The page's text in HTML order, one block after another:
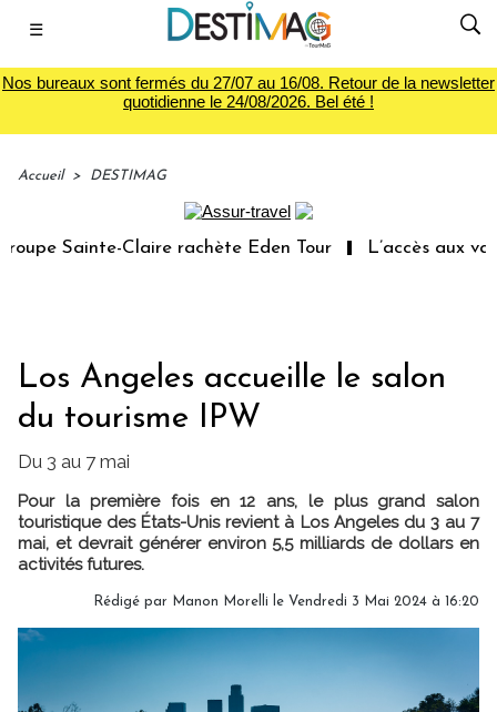
☰
Nos bureaux sont fermés du 27/07 au 16/08. Retour de la newsletter
quotidienne le 24/08/2026. Bel été !
Accueil > DESTIMAG
Sainte-Claire rachète Eden Tour L’accès aux
Los Angeles accueille le salon
du tourisme IPW
Du 3 au 7 mai
Pour la première fois en 12 ans, le plus grand salon
touristique des États-Unis revient à Los Angeles du 3 au 7
mai, et devrait générer environ 5,5 milliards de dollars en
activités futures.
Rédigé par Manon Morelli le Vendredi 3 Mai 2024 à 16:20